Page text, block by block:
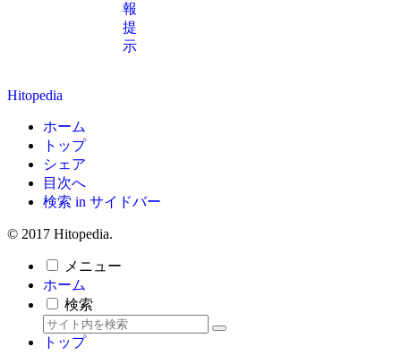
報
提
示
Hitopedia
ホーム
トップ
シェア
目次へ
検索 in サイドバー
© 2017 Hitopedia.
メニュー
ホーム
検索
トップ